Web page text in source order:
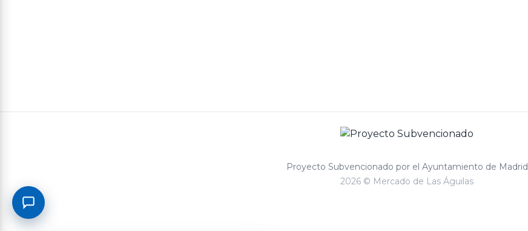
Proyecto Subvencionado por el Ayuntamiento de Madrid
2026 © Mercado de Las Águilas